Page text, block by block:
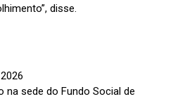
disse.
na sede do Fundo Social de